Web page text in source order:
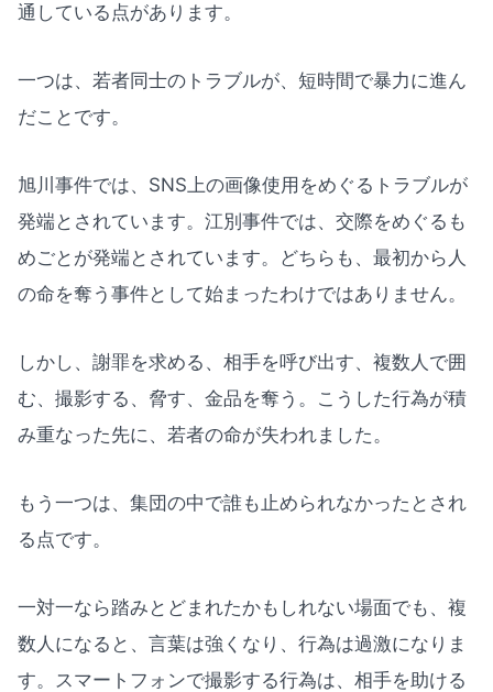
通している点があります。
一つは、若者同士のトラブルが、短時間で暴力に進ん
だことです。
旭川事件では、SNS上の画像使用をめぐるトラブルが
発端とされています。江別事件では、交際をめぐるも
めごとが発端とされています。どちらも、最初から人
の命を奪う事件として始まったわけではありません。
しかし、謝罪を求める、相手を呼び出す、複数人で囲
む、撮影する、脅す、金品を奪う。こうした行為が積
み重なった先に、若者の命が失われました。
もう一つは、集団の中で誰も止められなかったとされ
る点です。
一対一なら踏みとどまれたかもしれない場面でも、複
数人になると、言葉は強くなり、行為は過激になりま
す。スマートフォンで撮影する行為は、相手を助ける